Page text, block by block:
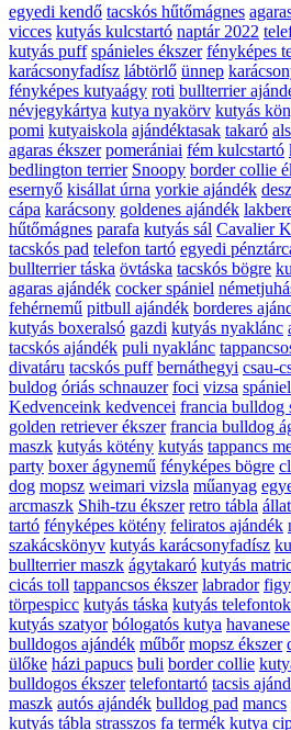
egyedi kendő tacskós hűtőmágnes
vicces kutyás kulcstartó naptár 2022
kutyás puff spánieles ékszer fényképes
karácsonyfadísz lábtörlő ünnep
fényképes kutyaágy roti bullterrier
névjegykártya kutya nyakörv kutyás
pomi kutyaiskola ajándéktasak takaró
agaras ékszer pomerániai fém kulcstartó
bedlington terrier Snoopy border collie
esernyő kisállat úrna yorkie ajándék
cápa karácsony goldenes ajándék
hűtőmágnes parafa kutyás sál Cavalier
tacskós pad telefon tartó egyedi
bullterrier táska övtáska tacskós bögre
agaras ajándék cocker spániel
fehérnemű pitbull ajándék borderes
kutyás boxeralsó gazdi kutyás nyaklánc
tacskós ajándék puli nyaklánc
divatáru tacskós puff bernáthegyi csau-
buldog óriás schnauzer foci vizsa spániel
Kedvenceink kedvencei francia bulldog
golden retriever ékszer francia bulldog
maszk kutyás kötény kutyás tappancs
party boxer ágynemű fényképes bögre
dog mopsz weimari vizsla műanyag
arcmaszk Shih-tzu ékszer retro tábla állat
tartó fényképes kötény feliratos ajándék
szakácskönyv kutyás karácsonyfadísz
bullterrier maszk ágytakaró kutyás
cicás toll tappancsos ékszer labrador
törpespicc kutyás táska kutyás telefontok
kutyás szatyor bólogatós kutya havanese
bulldogos ajándék műbőr mopsz ékszer
ülőke házi papucs buli border collie
bulldogos ékszer telefontartó tacsis
maszk autós ajándék bulldog pad mancs
kutyás tábla strasszos fa termék kutya